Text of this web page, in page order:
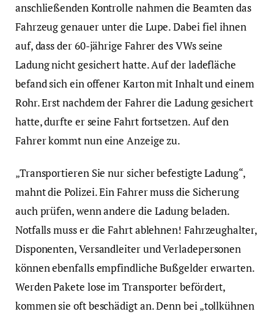
anschließenden Kontrolle nahmen die Beamten das
Fahrzeug genauer unter die Lupe. Dabei fiel ihnen
auf, dass der 60-jährige Fahrer des VWs seine
Ladung nicht gesichert hatte. Auf der ladefläche
befand sich ein offener Karton mit Inhalt und einem
Rohr. Erst nachdem der Fahrer die Ladung gesichert
hatte, durfte er seine Fahrt fortsetzen. Auf den
Fahrer kommt nun eine Anzeige zu.
„Transportieren Sie nur sicher befestigte Ladung“,
mahnt die Polizei. Ein Fahrer muss die Sicherung
auch prüfen, wenn andere die Ladung beladen.
Notfalls muss er die Fahrt ablehnen! Fahrzeughalter,
Disponenten, Versandleiter und Verladepersonen
können ebenfalls empfindliche Bußgelder erwarten.
Werden Pakete lose im Transporter befördert,
kommen sie oft beschädigt an. Denn bei „tollkühnen